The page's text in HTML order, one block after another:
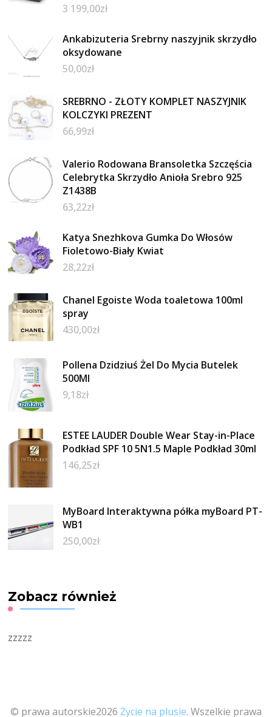
3 199,00zł
Ankabizuteria Srebrny naszyjnik skrzydło
oksydowane
50,00zł
SREBRNO - ZŁOTY KOMPLET NASZYJNIK
KOLCZYKI PREZENT
66,99zł
Valerio Rodowana Bransoletka Szczęścia
Celebrytka Skrzydło Anioła Srebro 925
Z1438B
63,22zł
Katya Snezhkova Gumka Do Włosów
Fioletowo-Biały Kwiat
28,22zł
Chanel Egoiste Woda toaletowa 100ml
spray
430,00zł
Pollena Dzidziuś Żel Do Mycia Butelek
500Ml
9,18zł
ESTEE LAUDER Double Wear Stay-in-Place
Podkład SPF 10 5N1.5 Maple Podkład 30ml
146,25zł
MyBoard Interaktywna półka myBoard PT-
WB1
250,00zł
Zobacz również
zzzzz
© prawa autorskie2026 Życie na plusie. Wszelkie prawa